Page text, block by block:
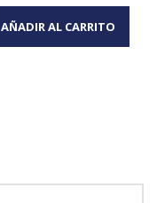
AÑADIR AL CARRITO